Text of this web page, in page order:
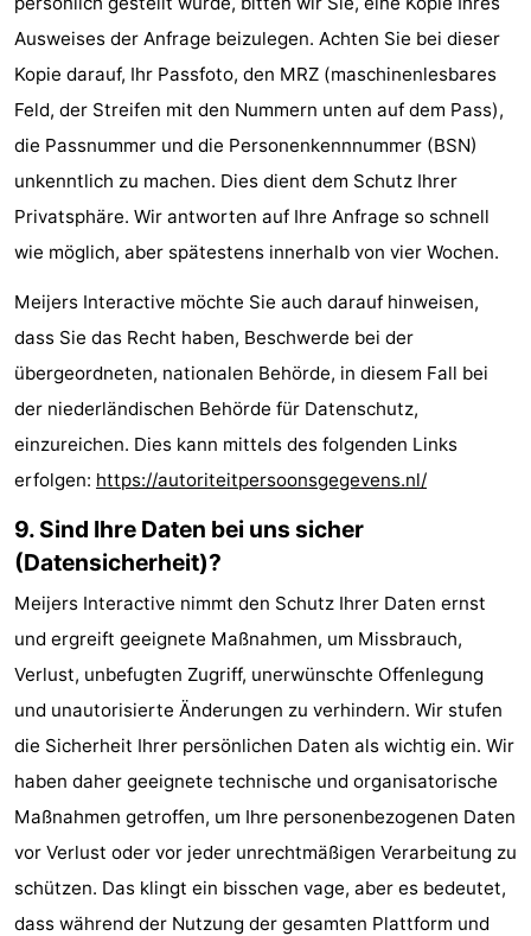
Ausweises der Anfrage beizulegen. Achten Sie bei dieser
Kopie darauf, Ihr Passfoto, den MRZ (maschinenlesbares
Feld, der Streifen mit den Nummern unten auf dem Pass),
die Passnummer und die Personenkennnummer (BSN)
unkenntlich zu machen. Dies dient dem Schutz Ihrer
Privatsphäre. Wir antworten auf Ihre Anfrage so schnell
wie möglich, aber spätestens innerhalb von vier Wochen.
Meijers Interactive möchte Sie auch darauf hinweisen,
dass Sie das Recht haben, Beschwerde bei der
übergeordneten, nationalen Behörde, in diesem Fall bei
der niederländischen Behörde für Datenschutz,
einzureichen. Dies kann mittels des folgenden Links
erfolgen: https://autoriteitpersoonsgegevens.nl/
9. Sind Ihre Daten bei uns sicher
(Datensicherheit)?
Meijers Interactive nimmt den Schutz Ihrer Daten ernst
und ergreift geeignete Maßnahmen, um Missbrauch,
Verlust, unbefugten Zugriff, unerwünschte Offenlegung
und unautorisierte Änderungen zu verhindern. Wir stufen
die Sicherheit Ihrer persönlichen Daten als wichtig ein. Wir
haben daher geeignete technische und organisatorische
Maßnahmen getroffen, um Ihre personenbezogenen Daten
vor Verlust oder vor jeder unrechtmäßigen Verarbeitung zu
schützen. Das klingt ein bisschen vage, aber es bedeutet,
dass während der Nutzung der gesamten Plattform und